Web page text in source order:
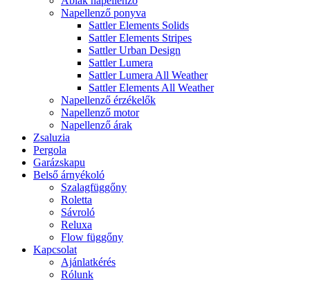
Napellenző ponyva
Sattler Elements Solids
Sattler Elements Stripes
Sattler Urban Design
Sattler Lumera
Sattler Lumera All Weather
Sattler Elements All Weather
Napellenző érzékelők
Napellenző motor
Napellenző árak
Zsaluzia
Pergola
Garázskapu
Belső árnyékoló
Szalagfüggőny
Roletta
Sávroló
Reluxa
Flow függőny
Kapcsolat
Ajánlatkérés
Rólunk